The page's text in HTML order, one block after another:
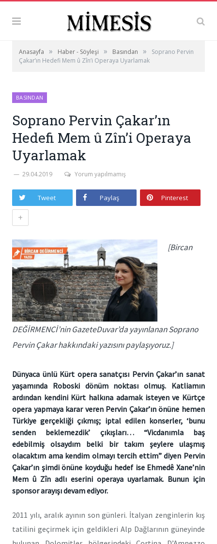
Anasayfa » Haber - Söyleşi » Basından »
Soprano Pervin
Çakar’ın Hedefi Mem û Zîn’i Operaya Uyarlamak
BASINDAN
Soprano Pervin Çakar’ın
Hedefi Mem û Zîn’i Operaya
Uyarlamak
29.04.2019 Yorum yapılmamış
Tweet Paylaş Pinterest
+
[Bircan
DEĞİRMENCİ’nin GazeteDuvar’da yayınlanan Soprano
Pervin Çakar hakkındaki yazısını paylaşıyoruz.]
Dünyaca ünlü Kürt opera sanatçısı Pervin Çakar’ın sanat
yaşamında Roboski dönüm noktası olmuş. Katliamın
ardından kendini Kürt halkına adamak isteyen ve Kürtçe
opera yapmaya karar veren Pervin Çakar’ın önüne hemen
Türkiye gerçekliği çıkmış; iptal edilen konserler, ‘bunu
senden beklemezdik’ çıkışları… “Vicdanımla baş
edebilmiş olsaydım belki bir takım şeylere ulaşmış
olacaktım ama kendim olmayı tercih ettim” diyen Pervin
Çakar’ın şimdi önüne koyduğu hedef ise Ehmedê Xane’nin
Mem û Zîn adlı eserini operaya uyarlamak. Bunun için
sponsor arayışı devam ediyor.
2011 yılı, aralık ayının son günleri. İtalyan zenginlerin kış
tatilini geçirmek için geldikleri Alp Dağlarının güneyinde